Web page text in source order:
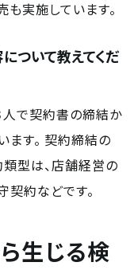
も実施しています。
ついて教えてくだ
人で契約書の締結か
ます。 契約締結の
型は、店舗経営の
約などです。
生じる検